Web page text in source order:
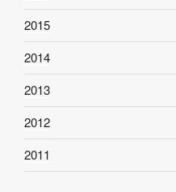
2015
2014
2013
2012
2011